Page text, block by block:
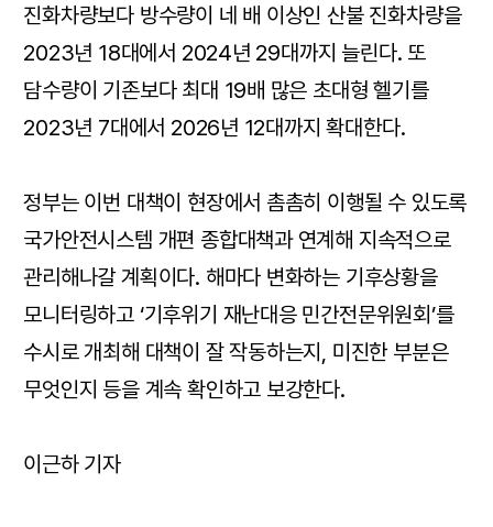
진화차량보다 방수량이 네 배 이상인 산불 진화차량을
2023년 18대에서 2024년 29대까지 늘린다. 또
담수량이 기존보다 최대 19배 많은 초대형 헬기를
2023년 7대에서 2026년 12대까지 확대한다.
정부는 이번 대책이 현장에서 촘촘히 이행될 수 있도록
국가안전시스템 개편 종합대책과 연계해 지속적으로
관리해나갈 계획이다. 해마다 변화하는 기후상황을
모니터링하고 ‘기후위기 재난대응 민간전문위원회’를
수시로 개최해 대책이 잘 작동하는지, 미진한 부분은
무엇인지 등을 계속 확인하고 보강한다.
이근하 기자